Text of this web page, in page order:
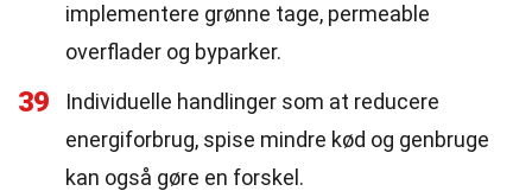
implementere grønne tage, permeable
overflader og byparker.
39
Individuelle handlinger som at reducere
energiforbrug, spise mindre kød og genbruge
kan også gøre en forskel.